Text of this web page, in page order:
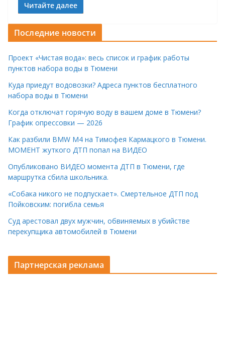
Читайте далее
Последние новости
Проект «Чистая вода»: весь список и график работы
пунктов набора воды в Тюмени
Куда приедут водовозки? Адреса пунктов бесплатного
набора воды в Тюмени
Когда отключат горячую воду в вашем доме в Тюмени?
График опрессовки — 2026
Как разбили BMW M4 на Тимофея Кармацкого в Тюмени.
МОМЕНТ жуткого ДТП попал на ВИДЕО
Опубликовано ВИДЕО момента ДТП в Тюмени, где
маршрутка сбила школьника.
«Собака никого не подпускает». Смертельное ДТП под
Пойковским: погибла семья
Суд арестовал двух мужчин, обвиняемых в убийстве
перекупщика автомобилей в Тюмени
Партнерская реклама